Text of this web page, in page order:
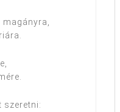
szeretni: